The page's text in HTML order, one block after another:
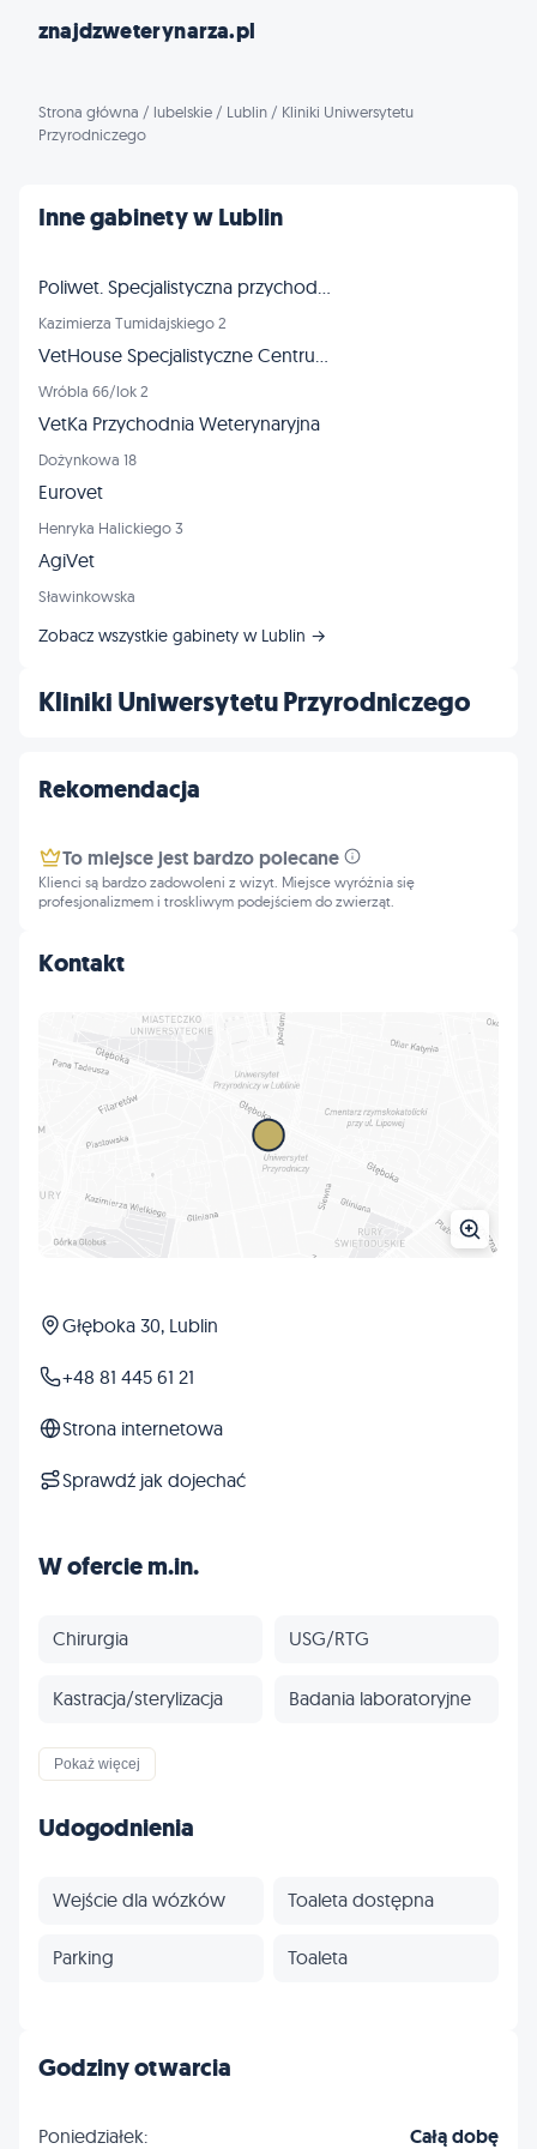
znajdzweterynarza.pl
Strona główna / lubelskie / Lublin / Kliniki Uniwersytetu
Przyrodniczego
Kliniki Uniwersytetu Przyrodniczego
Kontakt
Głęboka 30, Lublin
+48 81 445 61 21
Strona internetowa
Sprawdź jak dojechać
W ofercie m.in.
Chirurgia USG/RTG
Kastracja/sterylizacja Badania laboratoryjne
Czipowanie
Szczepienia
Pokaż więcej
Udogodnienia
Wejście dla wózków Toaleta dostępna
Parking Toaleta
Inne gabinety w Lublin
Poliwet. Specjalistyczna przychodnia dla zwierząt, RTG, USG, EKG
Kazimierza Tumidajskiego 2
VetHouse Specjalistyczne Centrum Weterynaryjne
Wróbla 66/lok 2
VetKa Przychodnia Weterynaryjna
Dożynkowa 18
Eurovet
Henryka Halickiego 3
AgiVet
Sławinkowska
Zobacz wszystkie gabinety w Lublin →
Rekomendacja
To miejsce jest bardzo polecane
Klienci są bardzo zadowoleni z wizyt. Miejsce wyróżnia się
profesjonalizmem i troskliwym podejściem do zwierząt.
Godziny otwarcia
Poniedziałek: Całą dobę